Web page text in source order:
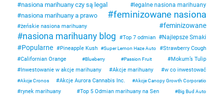
nasiona marihuany czy są legal legalne nasiona marihuany
nasiona marihuany a prawo feminizowane nasiona
żeńskie nasiona marihuany feminizowane
nasiona marihuany blog Top 7 odmian Najlepsze Smaki
Popularne Pineapple Kush Super Lemon Haze Auto
Strawberry Cough
Californian Orange
Blueberry Passion Fruit
Mokum’s Tulip
Inwestowanie w akcje marihuany
Akcje marihuany w co inwestować
Akcje Cronos Akcje Aurora Cannabis Inc. Akcje Canopy Growth Corporatio
rynek marihuany Top 5 Odmian marihuany na Sen Big Bud Auto